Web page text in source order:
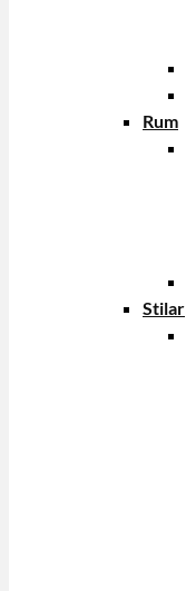
Rum
Stilar